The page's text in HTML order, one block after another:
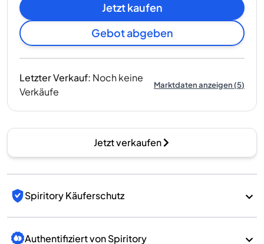
Jetzt kaufen
Gebot abgeben
Letzter Verkauf: Noch keine
Verkäufe
Marktdaten anzeigen(5)
Jetzt verkaufen
Spiritory Käuferschutz
Authentifiziert von Spiritory